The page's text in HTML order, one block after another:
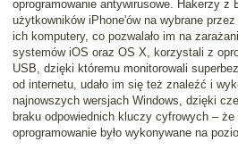
oprogramowanie antywirusowe. Hakerzy z
użytkowników iPhone'ów na wybrane
ich komputery, co pozwalało im na
systemów iOS oraz OS X, korzystali z
USB, dzięki któremu monitorowali
od internetu, udało im się też znaleźć i
najnowszych wersjach Windows, dzięki
braku odpowiednich kluczy cyfrowych –
oprogramowanie było wykonywane na